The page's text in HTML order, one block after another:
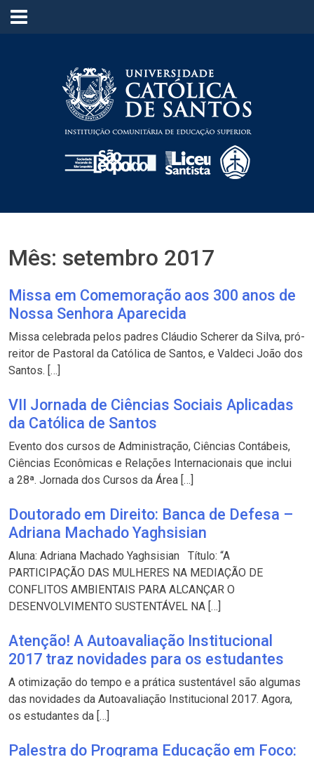
≡
Mês: setembro 2017
Missa em Comemoração aos 300 anos de
Nossa Senhora Aparecida
Missa celebrada pelos padres Cláudio Scherer da Silva, pró-
reitor de Pastoral da Católica de Santos, e Valdeci João dos
Santos. […]
VII Jornada de Ciências Sociais Aplicadas
da Católica de Santos
Evento dos cursos de Administração, Ciências Contábeis,
Ciências Econômicas e Relações Internacionais que inclui
a 28ª. Jornada dos Cursos da Área […]
Doutorado em Direito: Banca de Defesa –
Adriana Machado Yaghsisian
Aluna: Adriana Machado Yaghsisian Título: “A
PARTICIPAÇÃO DAS MULHERES NA MEDIAÇÃO DE
CONFLITOS AMBIENTAIS PARA ALCANÇAR O
DESENVOLVIMENTO SUSTENTÁVEL NA […]
Atenção! A Autoavaliação Institucional
2017 traz novidades para os estudantes
A otimização do tempo e a prática sustentável são algumas
das novidades da Autoavaliação Institucional 2017. Agora,
os estudantes da […]
Palestra do Programa Educação em Foco: